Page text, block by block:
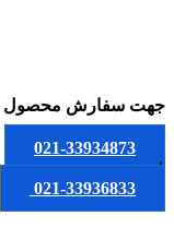
جهت سفارش محصول
021-33934873
یا
021-33936833